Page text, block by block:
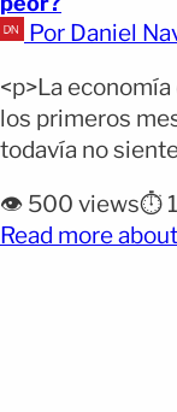
Por Daniel
<p>La
los primeros
todavía no
carne cuesta
encuesta
👁️ 500 views⏱️
Read more